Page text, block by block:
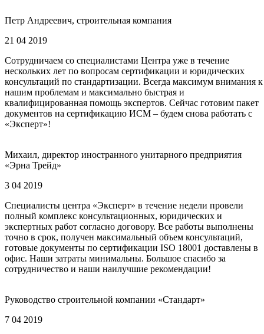
Петр Андреевич, строительная компания
21 04 2019
Сотрудничаем со специалистами Центра уже в течение
нескольких лет по вопросам сертификации и юридических
консультаций по стандартизации. Всегда максимум внимания к
нашим проблемам и максимально быстрая и
квалифицированная помощь экспертов. Сейчас готовим пакет
документов на сертификацию ИСМ – будем снова работать с
«Эксперт»!
Михаил, директор иностранного унитарного предприятия
«Эрна Трейд»
3 04 2019
Специалисты центра «Эксперт» в течение недели провели
полный комплекс консультационных, юридических и
экспертных работ согласно договору. Все работы выполнены
точно в срок, получен максимальный объем консультаций,
готовые документы по сертификации ISO 18001 доставлены в
офис. Наши затраты минимальны. Большое спасибо за
сотрудничество и наши наилучшие рекомендации!
Руководство строительной компании «Стандарт»
7 04 2019